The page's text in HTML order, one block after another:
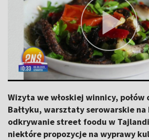
Wizyta we włoskiej winnicy, połów
Bałtyku, warsztaty serowarskie na
odkrywanie street foodu w
niektóre propozycje na wyprawy